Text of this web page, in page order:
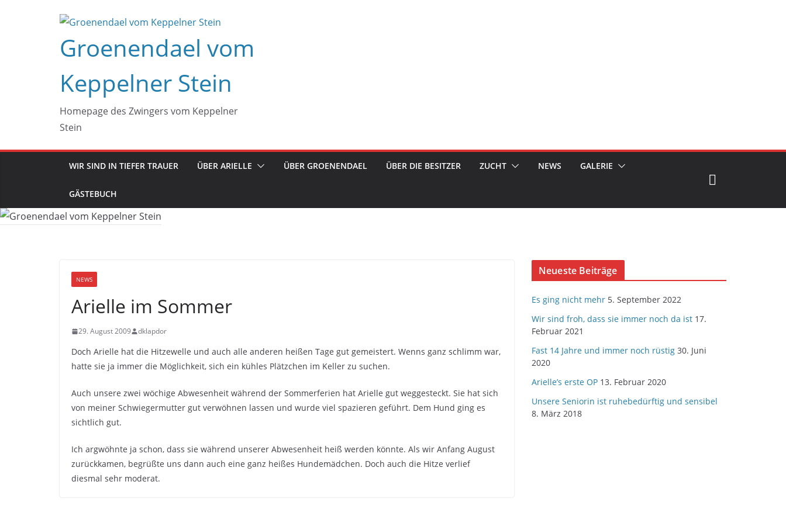
Groenendael vom
Keppelner Stein
Homepage des Zwingers vom Keppelner
Stein
WIR SIND IN TIEFER TRAUER ÜBER ARIELLE ÜBER GROENENDAEL ÜBER DIE BESITZER ZUCHT NEWS GALERIE
GÄSTEBUCH
NEWS
Arielle im Sommer
29. August 2009 dklapdor
Doch Arielle hat die Hitzewelle und auch alle anderen heißen Tage gut gemeistert. Wenns ganz schlimm war,
hatte sie ja immer die Möglichkeit, sich ein kühles Plätzchen im Keller zu suchen.
Auch unsere zwei wöchige Abwesenheit während der Sommerferien hat Arielle gut weggesteckt. Sie hat sich
von meiner Schwiegermutter gut verwöhnen lassen und wurde viel spazieren geführt. Dem Hund ging es
sichtlich gut.
Ich argwöhnte ja schon, dass sie während unserer Abwesenheit heiß werden könnte. Als wir Anfang August
zurückkamen, begrüßte uns dann auch eine ganz heißes Hundemädchen. Doch auch die Hitze verlief
diesmal sehr moderat.
Neueste Beiträge
Es ging nicht mehr 5. September 2022
Wir sind froh, dass sie immer noch da ist 17.
Februar 2021
Fast 14 Jahre und immer noch rüstig 30. Juni
2020
Arielle’s erste OP 13. Februar 2020
Unsere Seniorin ist ruhebedürftig und sensibel
8. März 2018